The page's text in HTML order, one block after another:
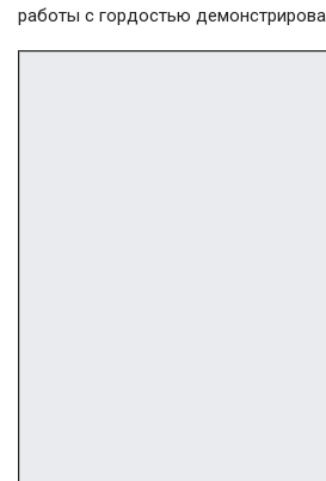
работы с гордостью